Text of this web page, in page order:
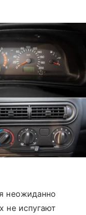
неожиданно
не испугают